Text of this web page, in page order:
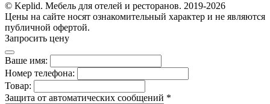
© Keplid. Мебель для отелей и ресторанов. 2019-2026
Цены на сайте носят ознакомительный характер и не являются
публичной офертой.
Запросить цену
Ваше имя:
Номер телефона:
Товар:
Защита от автоматических сообщений *